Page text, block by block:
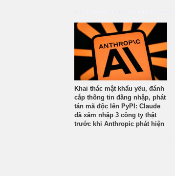
Khai thác mật khẩu yếu, đánh
cắp thông tin đăng nhập, phát
tán mã độc lên PyPI: Claude
đã xâm nhập 3 công ty thật
trước khi Anthropic phát hiện